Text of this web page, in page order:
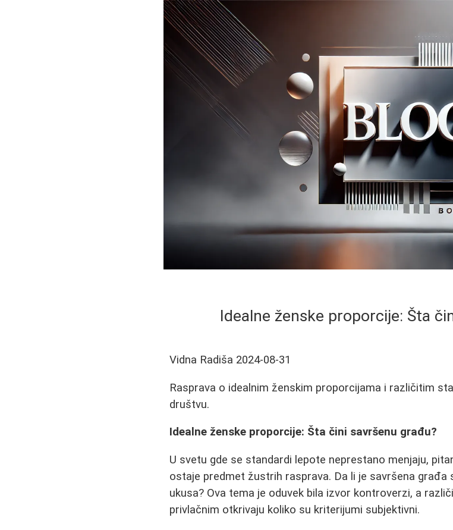
Idealne ženske proporcije: Šta
Vidna Radiša 2024-08-31
Rasprava o idealnim ženskim proporcijama i različitim
društvu.
Idealne ženske proporcije: Šta čini savršenu građu?
U svetu gde se standardi lepote neprestano menjaju,
ostaje predmet žustrih rasprava. Da li je savršena građa
ukusa? Ova tema je oduvek bila izvor kontroverzi, a
privlačnim otkrivaju koliko su kriterijumi subjektivni.